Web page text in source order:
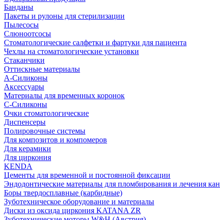
Банданы
Пакеты и рулоны для стерилизации
Пылесосы
Слюноотсосы
Стоматологические салфетки и фартуки для пациента
Чехлы на стоматологические установки
Стаканчики
Оттискные материалы
А-Силиконы
Аксессуары
Материалы для временных коронок
С-Силиконы
Очки стоматологические
Диспенсеры
Полировочные системы
Для композитов и компомеров
Для керамики
Для циркония
KENDA
Цементы для временной и постоянной фиксации
Эндодонтические материалы для пломбирования и лечения
Боры твердосплавные (карбидные)
Зуботехническое оборудование и материалы
Диски из оксида циркония KATANA ZR